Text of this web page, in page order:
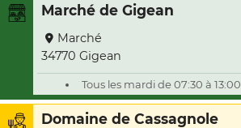
Marché de Gigean
Marché
34770 Gigean
Tous les mardi de 07:30 à 13:00
Domaine de Cassagnole